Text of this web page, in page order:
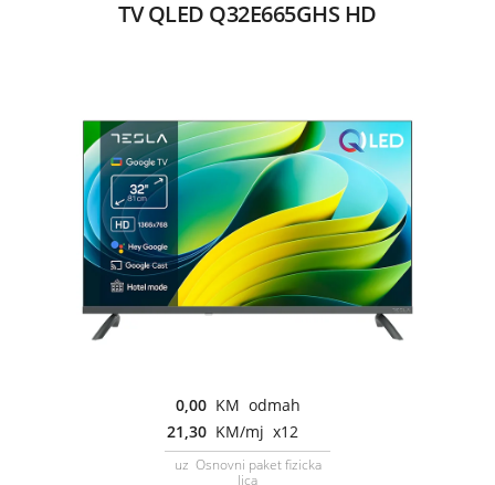
TV QLED Q32E665GHS HD
0,00 KM odmah
21,30 KM/mj x12
uz Osnovni paket fizicka
lica